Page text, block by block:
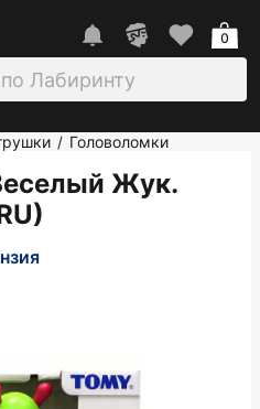
0
/ Головоломки
Жук.